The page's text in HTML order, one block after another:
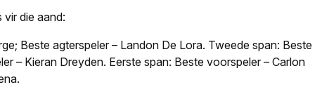
die aand:
Beste agterspeler – Landon De Lora. Tweede span: Beste
– Kieran Dreyden. Eerste span: Beste voorspeler – Carlon